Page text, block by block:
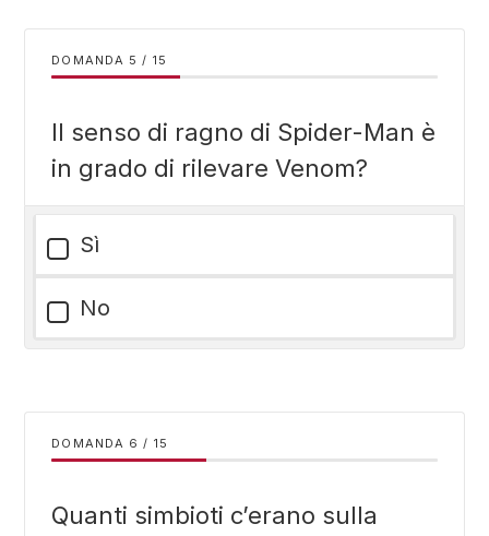
DOMANDA / 15
Il senso di ragno di Spider-Man è
in grado di rilevare Venom?
Sì
No
DOMANDA / 15
Quanti simbioti c’erano sulla